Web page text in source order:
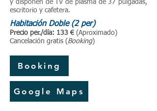
y disponen de TV de plasma de 37 pulgadas,
escritorio y cafetera.
Habitación Doble (2 per)
Precio per./día: 133 € (Aproximado)
Cancelación gratis ( Booking)
Booking
Google Maps